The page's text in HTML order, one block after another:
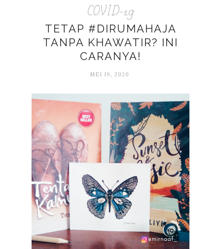
COVID-19
TETAP #DIRUMAHAJA
TANPA KHAWATIR? INI
CARANYA!
MEI 19, 2020